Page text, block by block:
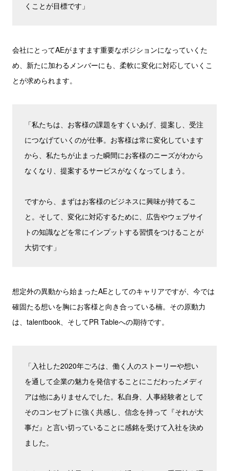
くことが目標です」
会社にとってAEがますます重要なポジションになっていくた
め、新たに加わるメンバーにも、柔軟に変化に対応していくこ
とが求められます。
「私たちは、お客様の課題をすくいあげ、提案し、受注
につなげていくのが仕事。お客様は常に変化しています
から、私たちが止まった瞬間にお客様のニーズがわから
なくなり、提案するサービスがなくなってしまう。
ですから、まずはお客様のビジネスに興味が持てるこ
と。そして、変化に対応するために、広告やウェブサイ
トの知識などを常にインプットする習慣をつけることが
大切です」
想定外の異動から始まったAEとしてのキャリアですが、今では
確固たる想いを胸にお客様と向き合っている楠。その原動力
は、talentbook、そしてPR Tableへの期待です。
「入社した2020年ごろは、働く人のストーリーや想い
を通して企業の魅力を発信することにこだわったメディ
アは他にありませんでした。私自身、人事経験者として
そのコンセプトに強く共感し、信念を持って『それが大
事だ』と言い切っていることに感銘を受けて入社を決め
ました。